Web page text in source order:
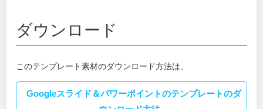
ダウンロード
このテンプレート素材のダウンロード方法は、
Googleスライド＆パワーポイントのテンプレートのダ